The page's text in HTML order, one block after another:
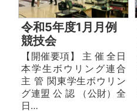
令和5年度1月月例
競技会
【開催要項】 主 催 全日
本学生ボウリング連合
主 管 関東学生ボウリン
グ連盟 公 認 （公財）全
日…